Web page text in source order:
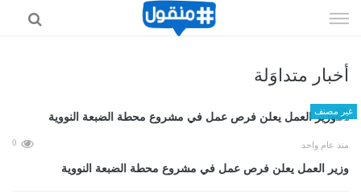
الى
أخبار متداوَلة
غير مصنف
منذ عام واحد 0
وزير العمل يعلن فرص عمل في مشروع محطة الضبعة النووية